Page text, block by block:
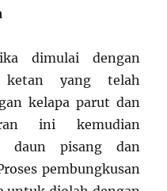
dimulai dengan
ketan yang telah
kelapa parut dan
ini kemudian
daun pisang dan
pembungkusan